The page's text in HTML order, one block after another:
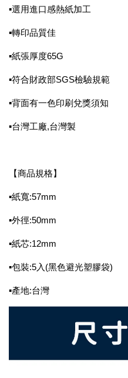
▪選用進口感熱紙加工
▪轉印品質佳
▪紙張厚度65G
▪符合財政部SGS檢驗規範
▪背面有一色印刷兌獎須知
▪台灣工廠,台灣製
【商品規格】
▪紙寬:57mm
▪外徑:50mm
▪紙芯:12mm
▪包裝:5入(黑色避光塑膠袋)
▪產地:台灣